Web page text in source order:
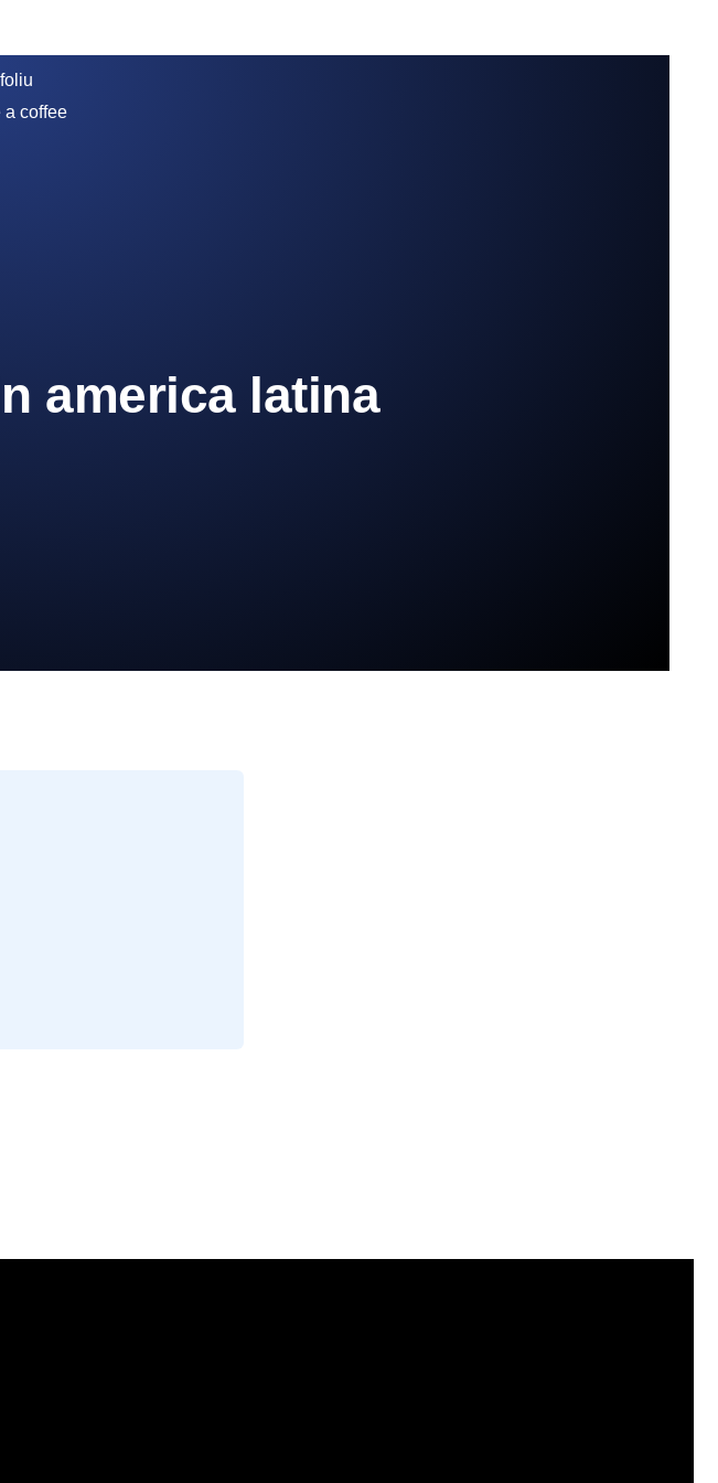
a coffee
america latina